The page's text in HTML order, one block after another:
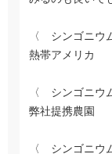
〈 シンゴニウ
熱帯アメリカ
〈 シンゴニウ
弊社提携農園
〈 シンゴニウ